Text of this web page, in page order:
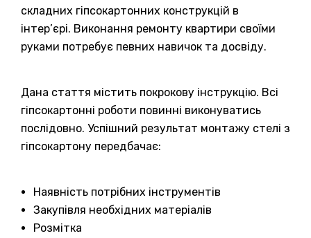
складних гіпсокартонних конструкцій в
інтер’єрі. Виконання ремонту квартири своїми
руками потребує певних навичок та досвіду.
Дана стаття містить покрокову інструкцію. Всі
гіпсокартонні роботи повинні виконуватись
послідовно. Успішний результат монтажу стелі з
гіпсокартону передбачає:
Наявність потрібних інструментів
Закупівля необхідних матеріалів
Розмітка